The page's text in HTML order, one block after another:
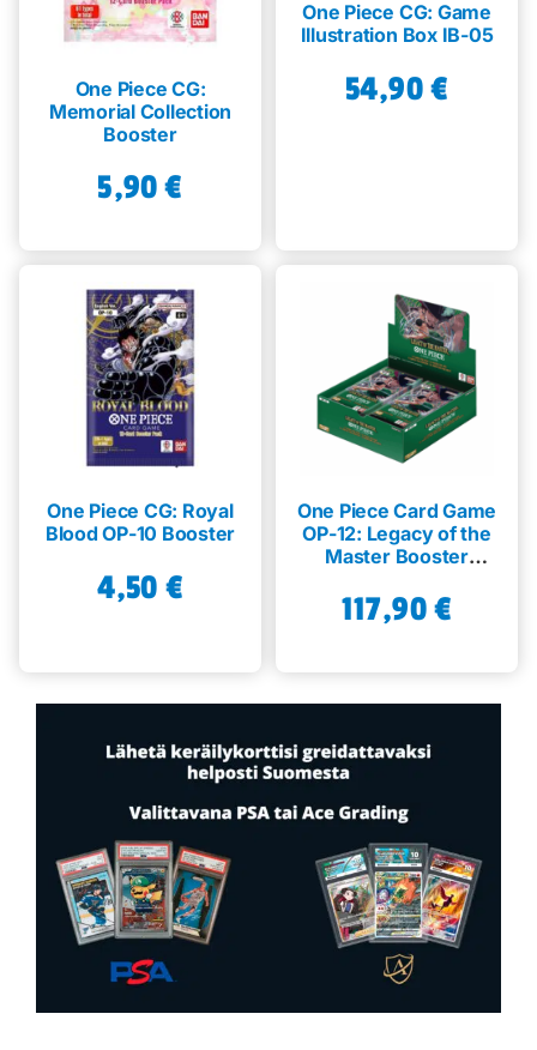
One Piece CG:
Memorial Collection
Booster
5,90€
One Piece CG: Game
Illustration Box IB-05
54,90€
One Piece CG: Royal
Blood OP-10 Booster
4,50 €
One Piece Card Game
OP-12: Legacy of the
Master Booster
117,90€